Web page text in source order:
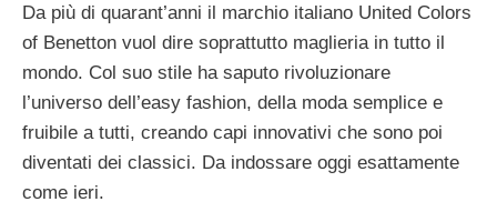
Da più di quarant’anni il marchio italiano United Colors
of Benetton vuol dire soprattutto maglieria in tutto il
mondo. Col suo stile ha saputo rivoluzionare
l’universo dell’easy fashion, della moda semplice e
fruibile a tutti, creando capi innovativi che sono poi
diventati dei classici. Da indossare oggi esattamente
come ieri.